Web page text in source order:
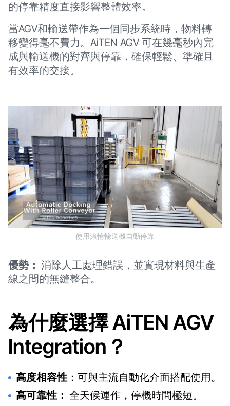
的停靠精度直接影響整體效率。
當AGV和輸送帶作為一個同步系統時，物料轉
移變得毫不費力。AiTEN AGV 可在幾毫秒內完
成與輸送機的對齊與停靠，確保輕鬆、準確且
有效率的交接。
使用滾輪輸送機自動停靠
優勢： 消除人工處理錯誤，並實現材料與生產
線之間的無縫整合。
為什麼選擇 AiTEN AGV
Integration？
高度相容性 ：可與主流自動化介面搭配使用。
高可靠性：全天候運作，停機時間極短。